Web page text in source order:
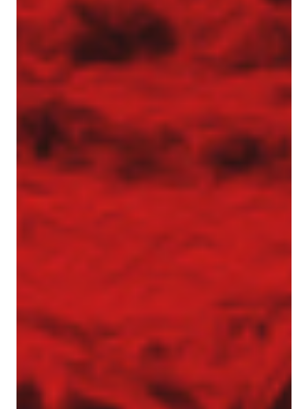
Zapoznaj się z aktualnościami w dziedzinie
geotechniki